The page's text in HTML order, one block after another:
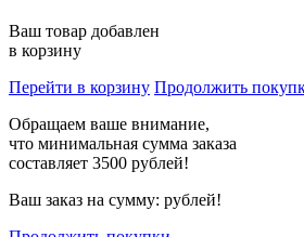
Ваш товар добавлен
в корзину
Перейти в корзину Продолжить
Обращаем ваше внимание,
что минимальная сумма заказа
составляет 3500 рублей!
Ваш заказ на сумму: рублей!